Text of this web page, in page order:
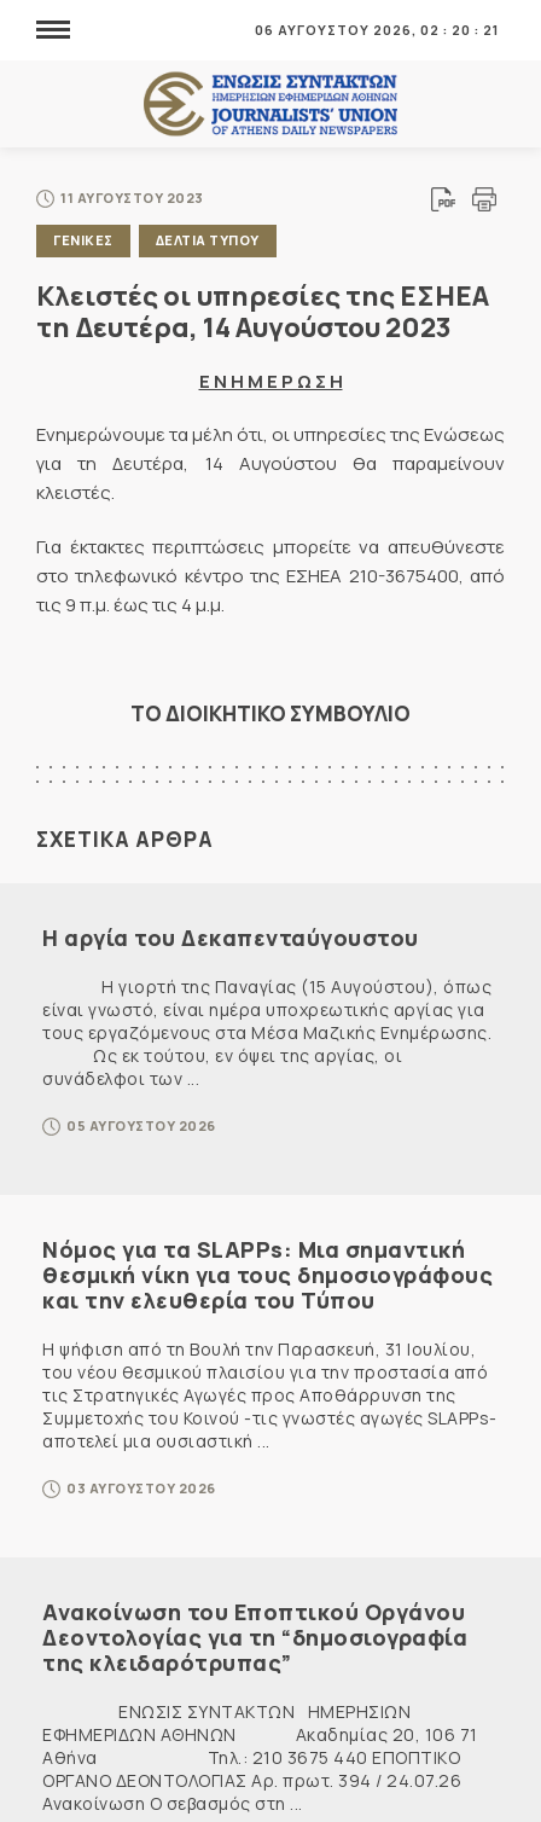
06 ΑΥΓΟΥΣΤΟΥ 2026, 02 : 20 : 22
11 ΑΥΓΟΥΣΤΟΥ 2023
ΓΕΝΙΚΕΣ ΔΕΛΤΙΑ ΤΥΠΟΥ
Κλειστές οι υπηρεσίες της ΕΣΗΕΑ
τη Δευτέρα, 14 Αυγούστου 2023
Ε Ν Η Μ Ε Ρ Ω Σ Η
Ενημερώνουμε τα μέλη ότι, οι υπηρεσίες της Ενώσεως
για τη Δευτέρα, 14 Αυγούστου θα παραμείνουν
κλειστές.
Για έκτακτες περιπτώσεις μπορείτε να απευθύνεστε
στο τηλεφωνικό κέντρο της ΕΣΗΕΑ 210-3675400, από
τις 9 π.μ. έως τις 4 μ.μ.
ΤΟ ΔΙΟΙΚΗΤΙΚΟ ΣΥΜΒΟΥΛΙΟ
ΣΧΕΤΙΚΑ ΑΡΘΡΑ
Η αργία του Δεκαπενταύγουστου
Η γιορτή της Παναγίας (15 Αυγούστου), όπως
είναι γνωστό, είναι ημέρα υποχρεωτικής αργίας για
τους εργαζόμενους στα Μέσα Μαζικής Ενημέρωσης.
Ως εκ τούτου, εν όψει της αργίας, οι
συνάδελφοι των ...
05 ΑΥΓΟΥΣΤΟΥ 2026
Νόμος για τα SLAPPs: Μια σημαντική
θεσμική νίκη για τους δημοσιογράφους
και την ελευθερία του Τύπου
Η ψήφιση από τη Βουλή την Παρασκευή, 31 Ιουλίου,
του νέου θεσμικού πλαισίου για την προστασία από
τις Στρατηγικές Αγωγές προς Αποθάρρυνση της
Συμμετοχής του Κοινού -τις γνωστές αγωγές SLAPPs-
αποτελεί μια ουσιαστική ...
03 ΑΥΓΟΥΣΤΟΥ 2026
Ανακοίνωση του Εποπτικού Οργάνου
Δεοντολογίας για τη “δημοσιογραφία
της κλειδαρότρυπας”
ΕΝΩΣΙΣ ΣΥΝΤΑΚΤΩΝ ΗΜΕΡΗΣΙΩΝ
ΕΦΗΜΕΡΙΔΩΝ ΑΘΗΝΩΝ Ακαδημίας 20, 106 71
Αθήνα Τηλ.: 210 3675 440 ΕΠΟΠΤΙΚΟ
ΟΡΓΑΝΟ ΔΕΟΝΤΟΛΟΓΙΑΣ Αρ. πρωτ. 394 / 24.07.26
Ανακοίνωση Ο σεβασμός στη ...